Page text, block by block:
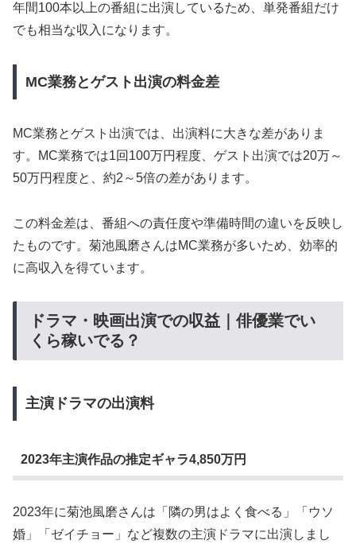
年間100本以上の番組に出演しているため、単発番組だけ
でも相当な収入になります。
MC業務とゲスト出演の料金差
MC業務とゲスト出演では、出演料に大きな差がありま
す。MC業務では1回100万円程度、ゲスト出演では20万～
50万円程度と、約2～5倍の差があります。
この料金差は、番組への責任度や準備時間の違いを反映し
たものです。菊池風磨さんはMC業務が多いため、効率的
に高収入を得ています。
ドラマ・映画出演での収益｜俳優業でい
くら稼いでる？
主演ドラマの出演料
2023年主演作品の推定ギャラ4,850万円
2023年に菊池風磨さんは「隣の男はよく食べる」「ウソ
婚」「ゼイチョー」など複数の主演ドラマに出演しまし